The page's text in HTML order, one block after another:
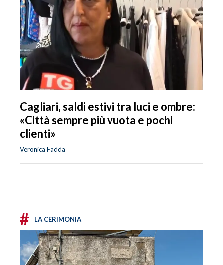
Cagliari, saldi estivi tra luci e ombre:
«Città sempre più vuota e pochi
clienti»
Veronica Fadda
# LA CERIMONIA